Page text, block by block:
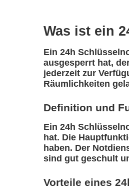
Was ist ein
Ein 24h
ausgesperrt hat,
jederzeit zur
Räumlichkeiten
Definition und
Ein 24h
hat. Die
haben. Der
sind gut geschult
Vorteile eines